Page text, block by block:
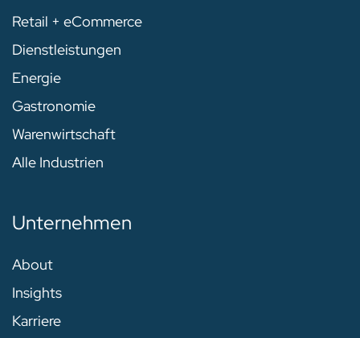
Retail + eCommerce
Dienstleistungen
Energie
Gastronomie
Warenwirtschaft
Alle Industrien
Unternehmen
About
Insights
Karriere